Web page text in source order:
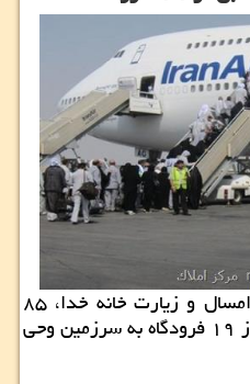
مركز املاك: در روزهای حج امسال و زیارت خانه خدا، ۸۵
هزار حاجی ایرانی با استفاده از ۱۹ فرودگاه به سرزمین وحی